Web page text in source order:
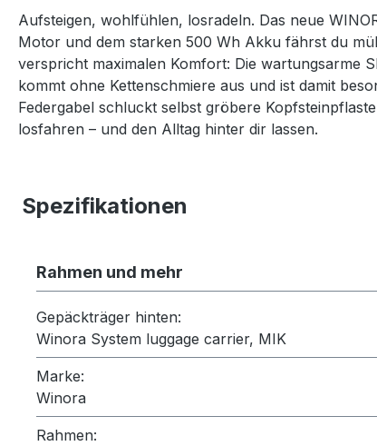
Aufsteigen, wohlfühlen, losradeln. Das neue
Motor und dem starken 500 Wh Akku fährst du
verspricht maximalen Komfort: Die wartungsarme
kommt ohne Kettenschmiere aus und ist damit
Federgabel schluckt selbst gröbere
losfahren – und den Alltag hinter dir lassen.
Spezifikationen
Rahmen und mehr
Gepäckträger hinten:
Winora System luggage carrier, MIK
Marke:
Winora
Rahmen: